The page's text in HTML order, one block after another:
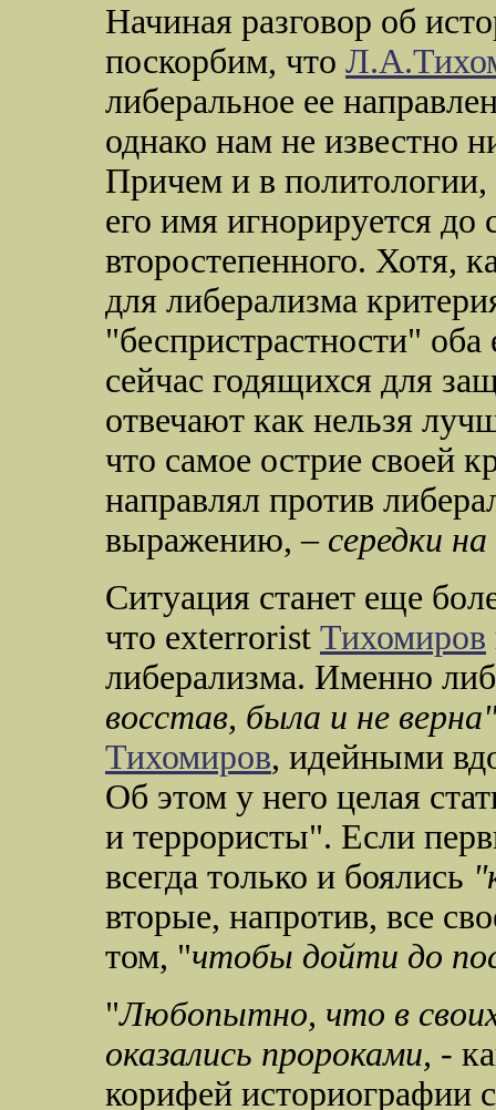
Начиная разговор об
поскорбим, что
либеральное ее
однако нам не известно
Причем и в
его имя игнорируется до
второстепенного. Хотя,
для либерализма
"беспристрастности"
сейчас годящихся для
отвечают как нельзя
что самое острие своей
направлял против
выражению, – середки
Ситуация станет еще
что exterrorist Тихомиров
либерализма. Именно
восстав, была и не
Тихомиров, идейными
Об этом у него целая
и террористы". Если
всегда только и боялись
вторые, напротив, все
том, "чтобы дойти до
"Любопытно, что в
оказались пророками, -
корифей историографии